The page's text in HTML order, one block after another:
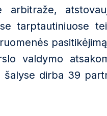
arbitraže,
tarptautiniuose
valdymo
šalyse dirba 39